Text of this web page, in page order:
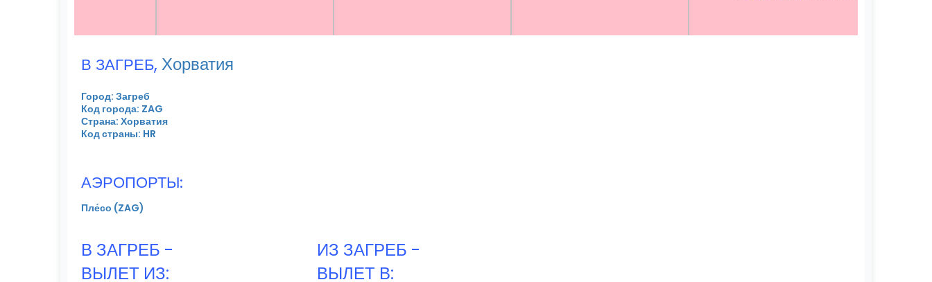
В ЗАГРЕБ, Хорватия
Город: Загреб
Код города: ZAG
Страна: Хорватия
Код страны: HR
АЭРОПОРТЫ:
Пле́со (ZAG)
В ЗАГРЕБ -
ВЫЛЕТ ИЗ:
ИЗ ЗАГРЕБ -
ВЫЛЕТ В: